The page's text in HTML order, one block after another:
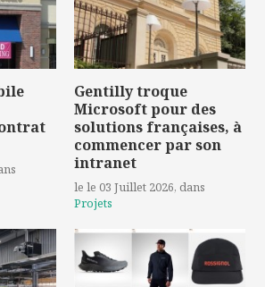
Gentilly troque
Microsoft pour des
solutions françaises, à
commencer par son
intranet
le le 03 Juillet 2026, dans
Projets